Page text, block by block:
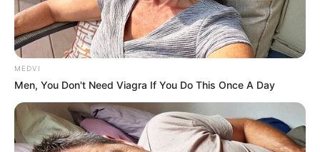
ดูดวงคนเกิดวันศุกร์
ดวงการงานค่อนข้างสำเร็จลุล่วงไปได้ด้วยดี ปัญหาที่มีก็
สามารถคลี่คลายได้ ไม่ต้องกังวลเรื่องงานมาก
MEDVI
Men, You Don't Need Viagra If You Do This Once A Day